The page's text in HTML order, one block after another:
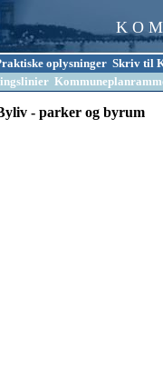
K O
oplysninger Skriv til
- parker og byrum